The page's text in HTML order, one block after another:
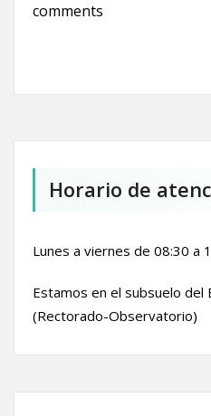
comments
Horario de
Lunes a viernes de 08:30 a
Estamos en el subsuelo del
(Rectorado-Observatorio)